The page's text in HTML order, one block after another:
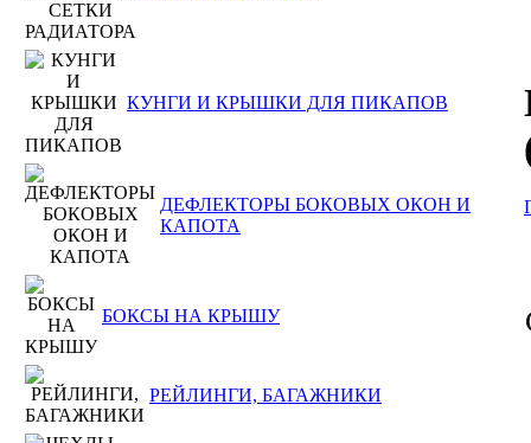
КУНГИ И КРЫШКИ ДЛЯ ПИКАПОВ
ДЕФЛЕКТОРЫ БОКОВЫХ ОКОН И
КАПОТА
БОКСЫ НА КРЫШУ
РЕЙЛИНГИ, БАГАЖНИКИ